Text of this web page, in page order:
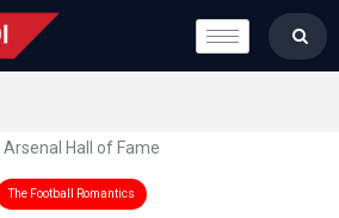
The Football Romantics